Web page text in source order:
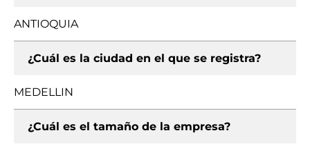
ANTIOQUIA
¿Cuál es la ciudad en el que se registra?
MEDELLIN
¿Cuál es el tamaño de la empresa?